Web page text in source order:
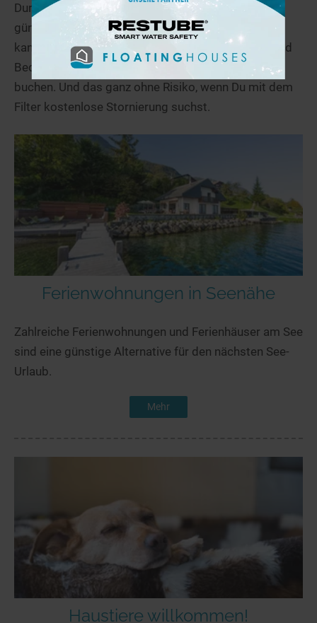
Durchstöbere unsere Auswahl an schönen und
günstigen Ferienwohnungen in Salo-Miehikkälä. Du
kannst sehr differenziert nach Deinen Wünschen und
Bedürfnissen filtern und Dein Traumdomizil direkt
buchen. Und das ganz ohne Risiko, wenn Du mit dem
Filter kostenlose Stornierung suchst.
Ferienwohnungen in Seenähe
Zahlreiche Ferienwohnungen und Ferienhäuser am See
sind eine günstige Alternative für den nächsten See-
Urlaub.
Mehr
Haustiere willkommen!